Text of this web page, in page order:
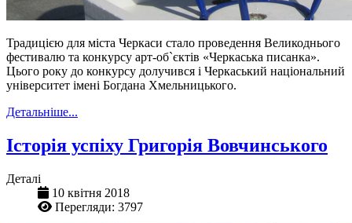
Традицією для міста Черкаси стало проведення Великоднього
фестивалю та конкурсу арт-об`єктів «Черкаська писанка».
Цього року до конкурсу долучився і Черкаський національний
університет імені Богдана Хмельницького.
Детальніше...
Історія успіху Григорія Вовчинського
Деталі
10 квітня 2018
Перегляди: 3797